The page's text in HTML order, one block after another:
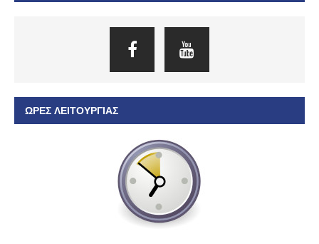
ΏΡΕΣ ΛΕΙΤΟΥΡΓΊΑΣ